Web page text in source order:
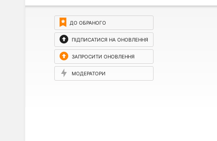
ДО ОБРАНОГО
ПІДПИСАТИСЯ НА ОНОВЛЕННЯ
ЗАПРОСИТИ ОНОВЛЕННЯ
МОДЕРАТОРИ